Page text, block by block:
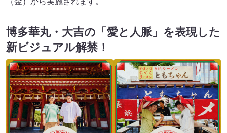
博多華丸・大吉の「愛と人脈」を表現した
新ビジュアル解禁！